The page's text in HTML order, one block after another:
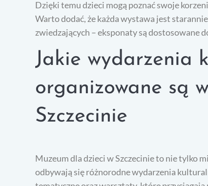
Dzięki temu dzieci mogą poznać swoje
Warto dodać, że każda wystawa jest
zwiedzających – eksponaty są dostosowane
Jakie wydarzenia
organizowane są
Szczecinie
Muzeum dla dzieci w Szczecinie to nie tylko
odbywają się różnorodne wydarzenia